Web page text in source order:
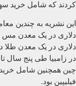
کردند که شامل خرید
این نشریه به چندین
دلاری در یک معدن مس
دلاری در یک معدن طلا
چین همچنین شامل
فیلیپین بود.